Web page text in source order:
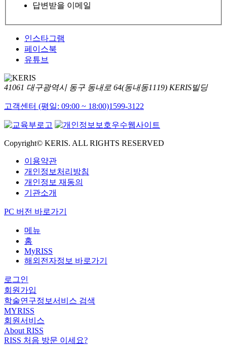
답변받을 이메일
인스타그램
페이스북
유튜브
41061 대구광역시 동구 동내로 64(동내동1119) KERIS빌딩
고객센터 (평일: 09:00 ~ 18:00)1599-3122
Copyright© KERIS. ALL RIGHTS RESERVED
이용약관
개인정보처리방침
개인정보 재동의
기관소개
PC 버전 바로가기
메뉴
홈
MyRISS
해외전자정보 바로가기
로그인
회원가입
학술연구정보서비스 검색
MYRISS
회원서비스
About RISS
RISS 처음 방문 이세요?